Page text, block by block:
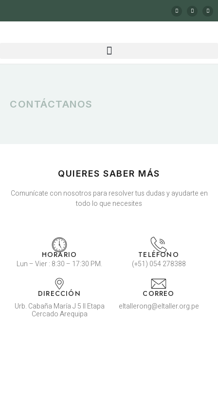
CONTÁCTANOS
QUIERES SABER MÁS
Comunícate con nosotros para resolver tus dudas y ayudarte en
todo lo que necesites
HORARIO
Lun – Vier : 8:30 – 17:30 PM.
TELÉFONO
(+51) 054 278388
DIRECCIÓN
Urb. Cabaña María J 5 II Etapa
Cercado Arequipa
CORREO
eltallerong@eltaller.org.pe